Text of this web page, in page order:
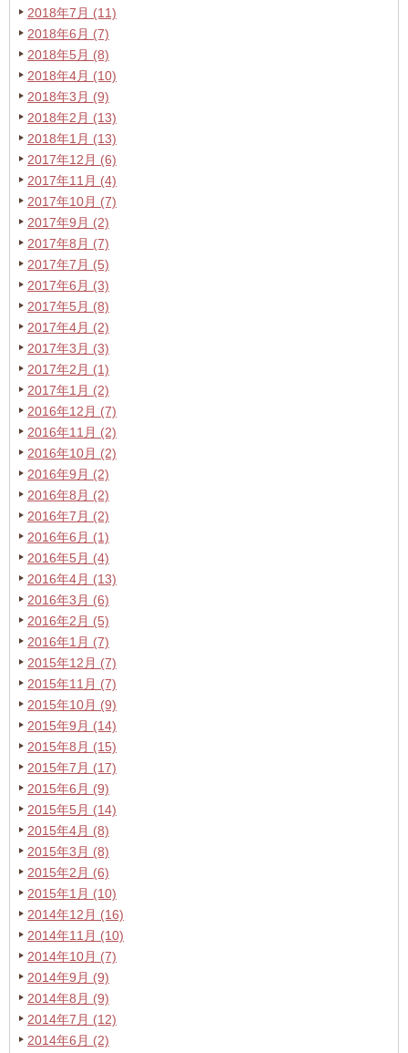
2018年7月 (11)
2018年6月 (7)
2018年5月 (8)
2018年4月 (10)
2018年3月 (9)
2018年2月 (13)
2018年1月 (13)
2017年12月 (6)
2017年11月 (4)
2017年10月 (7)
2017年9月 (2)
2017年8月 (7)
2017年7月 (5)
2017年6月 (3)
2017年5月 (8)
2017年4月 (2)
2017年3月 (3)
2017年2月 (1)
2017年1月 (2)
2016年12月 (7)
2016年11月 (2)
2016年10月 (2)
2016年9月 (2)
2016年8月 (2)
2016年7月 (2)
2016年6月 (1)
2016年5月 (4)
2016年4月 (13)
2016年3月 (6)
2016年2月 (5)
2016年1月 (7)
2015年12月 (7)
2015年11月 (7)
2015年10月 (9)
2015年9月 (14)
2015年8月 (15)
2015年7月 (17)
2015年6月 (9)
2015年5月 (14)
2015年4月 (8)
2015年3月 (8)
2015年2月 (6)
2015年1月 (10)
2014年12月 (16)
2014年11月 (10)
2014年10月 (7)
2014年9月 (9)
2014年8月 (9)
2014年7月 (12)
2014年6月 (2)